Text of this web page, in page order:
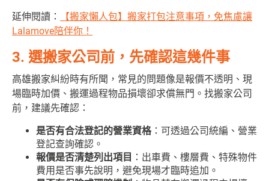
延伸閱讀：
【搬家懶人包】搬家打包注意事項，免焦慮讓
Lalamove陪伴你！
3. 選搬家公司前，先確認這幾件事
高雄搬家糾紛時有所聞，常見的問題像是報價不透明、現
場臨時加價、搬運過程物品損壞卻求償無門。找搬家公司
前，建議先確認：
是否有合法登記的營業資格：可透過公司統編、營業
登記查詢確認。
報價是否清楚列出項目 ：出車費、樓層費、特殊物件
費用是否事先說明，避免現場才臨時追加。